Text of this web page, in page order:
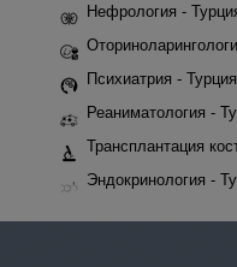
Нефрология -
Психиатрия - Турция
Реаниматология -
Трансплантация
Эндокринология -